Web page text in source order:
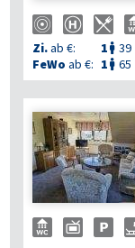
Zi.ab €: 1  39
FeWo ab €: 1  65